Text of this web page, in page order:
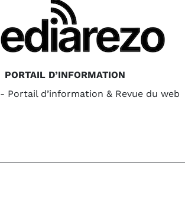
PORTAIL D’INFORMATION
- Portail d’information & Revue du web